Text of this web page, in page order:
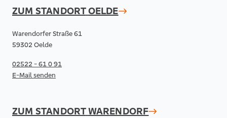
ZUM STANDORTOELDE
Warendorfer Straße 61
59302 Oelde
02522 - 61 0 91
E-Mail senden
ZUM STANDORTWARENDORF